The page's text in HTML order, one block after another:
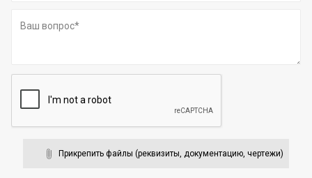
Прикрепить файлы (реквизиты, документацию, чертежи)